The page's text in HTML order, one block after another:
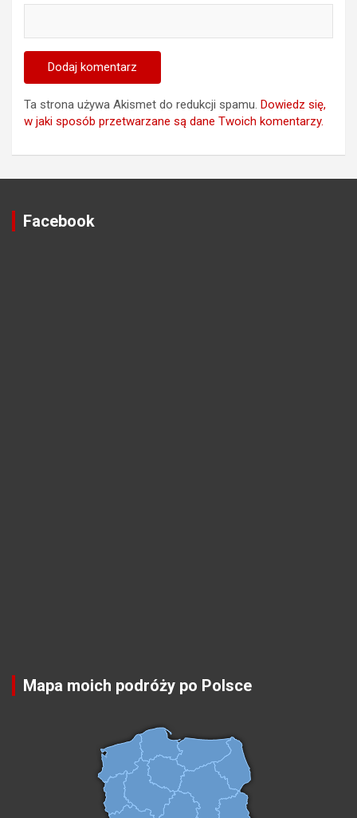
Ta strona używa Akismet do redukcji spamu. Dowiedz się,
w jaki sposób przetwarzane są dane Twoich komentarzy.
Facebook
Mapa moich podróży po Polsce